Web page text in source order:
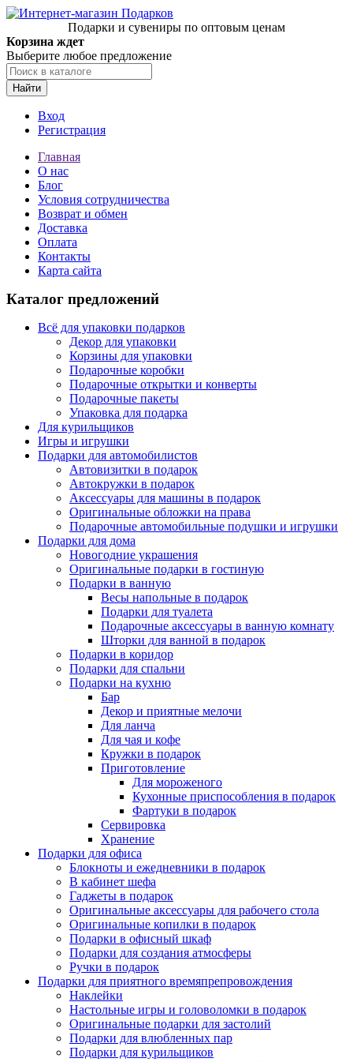
Подарки и сувениры по оптовым ценам
Корзина ждет
Выберите любое предложение
Найти
Вход
Регистрация
Главная
О нас
Блог
Условия сотрудничества
Возврат и обмен
Доставка
Оплата
Контакты
Карта сайта
Каталог предложений
Всё для упаковки подарков
Декор для упаковки
Корзины для упаковки
Подарочные коробки
Подарочные открытки и конверты
Подарочные пакеты
Упаковка для подарка
Для курильщиков
Игры и игрушки
Подарки для автомобилистов
Автовизитки в подарок
Автокружки в подарок
Аксессуары для машины в подарок
Оригинальные обложки на права
Подарочные автомобильные подушки и игрушки
Подарки для дома
Новогодние украшения
Оригинальные подарки в гостиную
Подарки в ванную
Весы напольные в подарок
Подарки для туалета
Подарочные аксессуары в ванную комнату
Шторки для ванной в подарок
Подарки в коридор
Подарки для спальни
Подарки на кухню
Бар
Декор и приятные мелочи
Для ланча
Для чая и кофе
Кружки в подарок
Приготовление
Для мороженого
Кухонные приспособления в подарок
Фартуки в подарок
Сервировка
Хранение
Подарки для офиса
Блокноты и ежедневники в подарок
В кабинет шефа
Гаджеты в подарок
Оригинальные аксессуары для рабочего стола
Оригинальные копилки в подарок
Подарки в офисный шкаф
Подарки для создания атмосферы
Ручки в подарок
Подарки для приятного времяпрепровождения
Наклейки
Настольные игры и головоломки в подарок
Оригинальные подарки для застолий
Подарки для влюбленных пар
Подарки для курильщиков